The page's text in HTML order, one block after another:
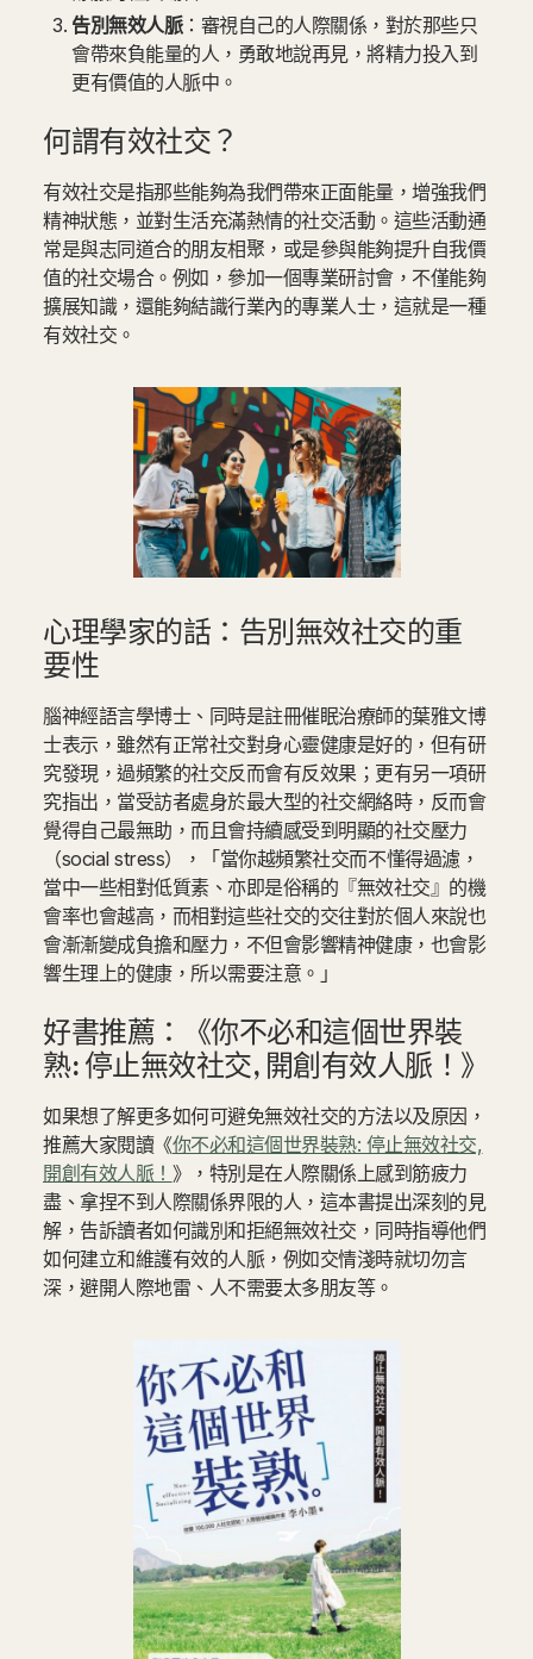
告別無效人脈：審視自己的人際關係，對於那些只
會帶來負能量的人，勇敢地說再見，將精力投入到
更有價值的人脈中。
何謂有效社交？
有效社交是指那些能夠為我們帶來正面能量，增強我們
精神狀態，並對生活充滿熱情的社交活動。這些活動通
常是與志同道合的朋友相聚，或是參與能夠提升自我價
值的社交場合。例如，參加一個專業研討會，不僅能夠
擴展知識，還能夠結識行業內的專業人士，這就是一種
有效社交。
心理學家的話：告別無效社交的重
要性
腦神經語言學博士、同時是註冊催眠治療師的葉雅文博
士表示，雖然有正常社交對身心靈健康是好的，但有研
究發現，過頻繁的社交反而會有反效果；更有另一項研
究指出，當受訪者處身於最大型的社交網絡時，反而會
覺得自己最無助，而且會持續感受到明顯的社交壓力
（social stress），「當你越頻繁社交而不懂得過濾，
當中一些相對低質素、亦即是俗稱的『無效社交』的機
會率也會越高，而相對這些社交的交往對於個人來說也
會漸漸變成負擔和壓力，不但會影響精神健康，也會影
響生理上的健康，所以需要注意。」
好書推薦：《你不必和這個世界裝
熟: 停止無效社交, 開創有效人脈！》
如果想了解更多如何可避免無效社交的方法以及原因，
推薦大家閱讀《你不必和這個世界裝熟: 停止無效社交,
開創有效人脈！ 》，特別是在人際關係上感到筋疲力
盡、拿捏不到人際關係界限的人，這本書提出深刻的見
解，告訴讀者如何識別和拒絕無效社交，同時指導他們
如何建立和維護有效的人脈，例如交情淺時就切勿言
深，避開人際地雷、人不需要太多朋友等。